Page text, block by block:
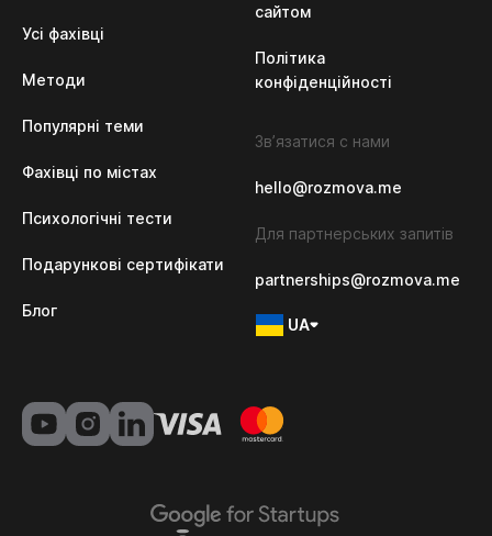
Усі фахівці
Методи
Популярні теми
Фахівці по містах
Психологічні тести
Подарункові сертифікати
Блог
сайтом
Політика
конфіденційності
Зв’язатися с нами
hello@rozmova.me
Для партнерських запитів
partnerships@rozmova.me
UA